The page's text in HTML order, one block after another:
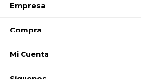
Empresa
Compra
Mi Cuenta